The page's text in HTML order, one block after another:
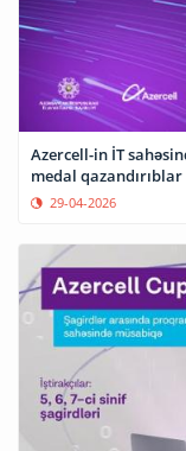
Azercell-in İT
medal qazandırıblar
29-04-2026